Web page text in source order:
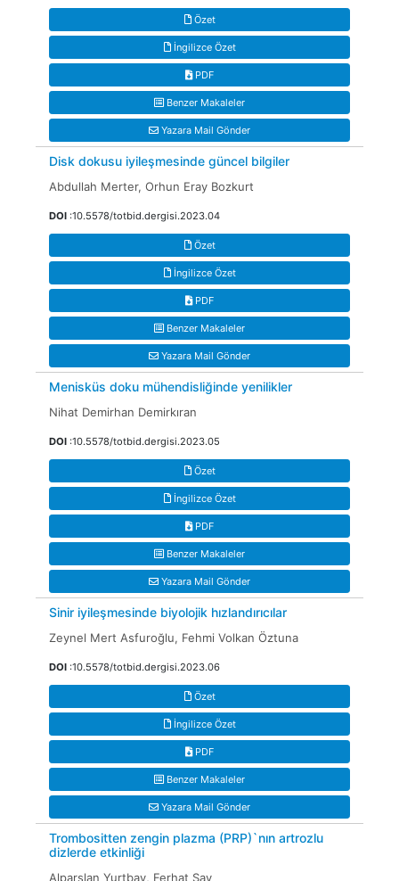
Özet
İngilizce Özet
PDF
Benzer Makaleler
Yazara Mail Gönder
Disk dokusu iyileşmesinde güncel bilgiler
Abdullah Merter, Orhun Eray Bozkurt
DOI :10.5578/totbid.dergisi.2023.04
Özet
İngilizce Özet
PDF
Benzer Makaleler
Yazara Mail Gönder
Menisküs doku mühendisliğinde yenilikler
Nihat Demirhan Demirkıran
DOI :10.5578/totbid.dergisi.2023.05
Özet
İngilizce Özet
PDF
Benzer Makaleler
Yazara Mail Gönder
Sinir iyileşmesinde biyolojik hızlandırıcılar
Zeynel Mert Asfuroğlu, Fehmi Volkan Öztuna
DOI :10.5578/totbid.dergisi.2023.06
Özet
İngilizce Özet
PDF
Benzer Makaleler
Yazara Mail Gönder
Trombositten zengin plazma (PRP)`nın artrozlu
dizlerde etkinliği
Alparslan Yurtbay, Ferhat Say